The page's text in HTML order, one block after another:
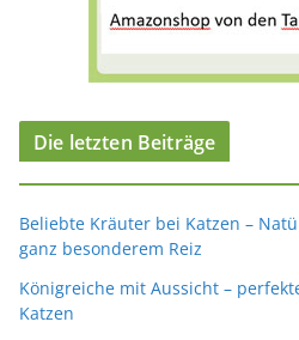
Die letzten Beiträge
Beliebte Kräuter bei Katzen –
ganz besonderem Reiz
Königreiche mit Aussicht –
Katzen